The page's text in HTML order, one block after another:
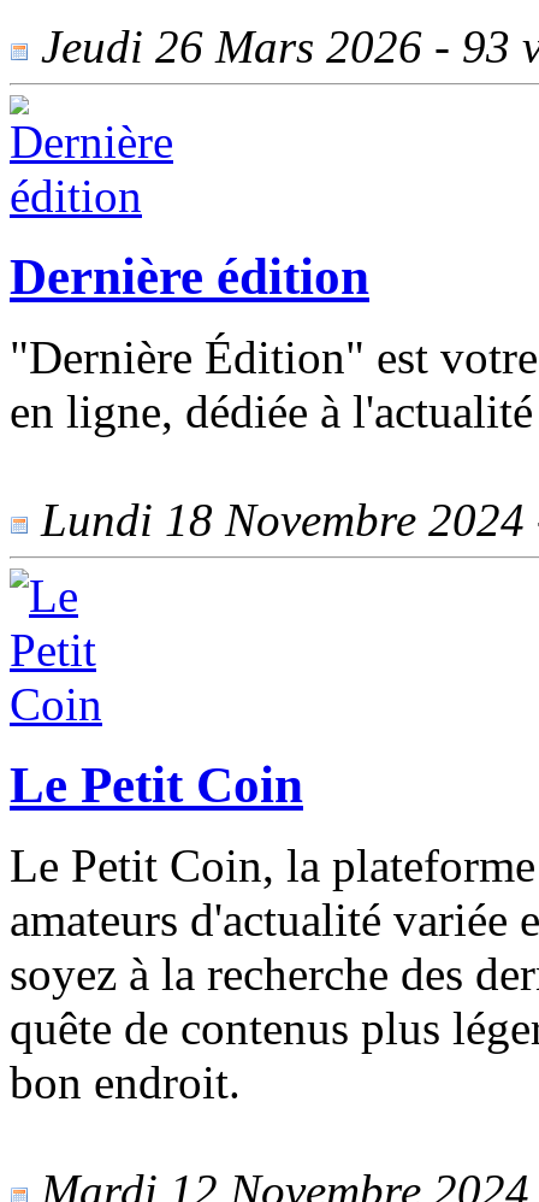
Jeudi 26 Mars 2026 - 93
Dernière édition
"Dernière Édition" est
en ligne, dédiée à
Lundi 18 Novembre 2024
Le Petit Coin
Le Petit Coin, la
amateurs d'actualité variée
soyez à la recherche des
quête de contenus plus
bon endroit.
Mardi 12 Novembre